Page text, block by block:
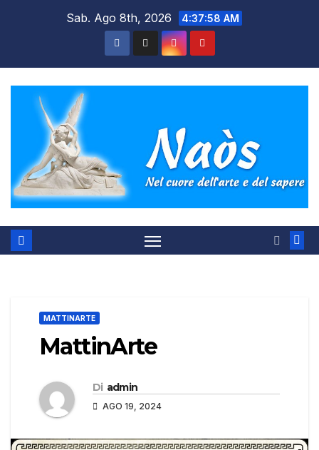
Sab. Ago 8th, 2026 4:37:58 AM
MATTINARTE
MattinArte
Di admin
AGO 19, 2024